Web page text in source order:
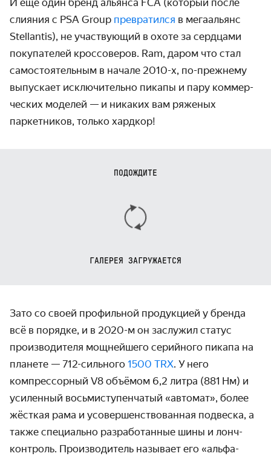
И ещё один бренд альянса FCA (который после
слияния с PSA Group превратился в мегаальянс
Stellantis), не участвующий в охоте за сердцами
покупа­телей кроссоверов. Ram, даром что стал
само­стоятель­ным в начале 2010-х, по-прежнему
выпускает исключи­тельно пикапы и пару коммер­
ческих моделей — и никаких вам ряженых
паркетников, только хардкор!
ПОДОЖДИТЕ
ГАЛЕРЕЯ ЗАГРУЖАЕТСЯ
Зато со своей профильной продукцией у бренда
всё в порядке, и в 2020-м он заслужил статус
произво­дителя мощнейшего серийного пикапа на
планете — 712-сильного 1500 TRX. У него
компрессорный V8 объёмом 6,2 литра (881 Нм) и
усиленный восьми­ступенчатый «автомат», более
жёсткая рама и усовер­шенство­ванная подвеска, а
также специально разра­ботанные шины и лонч-
контроль. Произво­дитель называет его «альфа-